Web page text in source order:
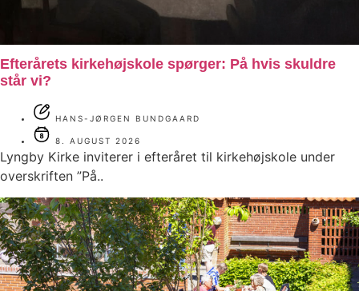
Efterårets kirkehøjskole spørger: På hvis skuldre
står vi?
HANS-JØRGEN BUNDGAARD
8. AUGUST 2026
Lyngby Kirke inviterer i efteråret til kirkehøjskole under
overskriften ”På..